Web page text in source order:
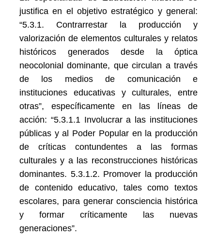
justifica en el objetivo estratégico y general:
“5.3.1. Contrarrestar la producción y
valorización de elementos culturales y relatos
históricos generados desde la óptica
neocolonial dominante, que circulan a través
de los medios de comunicación e
instituciones educativas y culturales, entre
otras”, específicamente en las líneas de
acción: “5.3.1.1 Involucrar a las instituciones
públicas y al Poder Popular en la producción
de críticas contundentes a las formas
culturales y a las reconstrucciones históricas
dominantes. 5.3.1.2. Promover la producción
de contenido educativo, tales como textos
escolares, para generar consciencia histórica
y formar críticamente las nuevas
generaciones”.